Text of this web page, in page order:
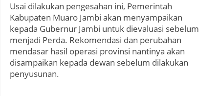
Usai dilakukan pengesahan ini, Pemerintah
Kabupaten Muaro Jambi akan menyampaikan
kepada Gubernur Jambi untuk dievaluasi sebelum
menjadi Perda. Rekomendasi dan perubahan
mendasar hasil operasi provinsi nantinya akan
disampaikan kepada dewan sebelum dilakukan
penyusunan.